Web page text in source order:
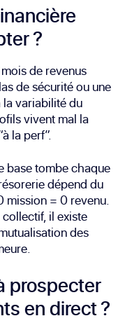
?
de revenus
de sécurité ou une
variabilité du
vivent mal la
la perf”.
base tombe chaque
dépend du
mission = 0 revenu.
il existe
des
prospecter
en direct ?